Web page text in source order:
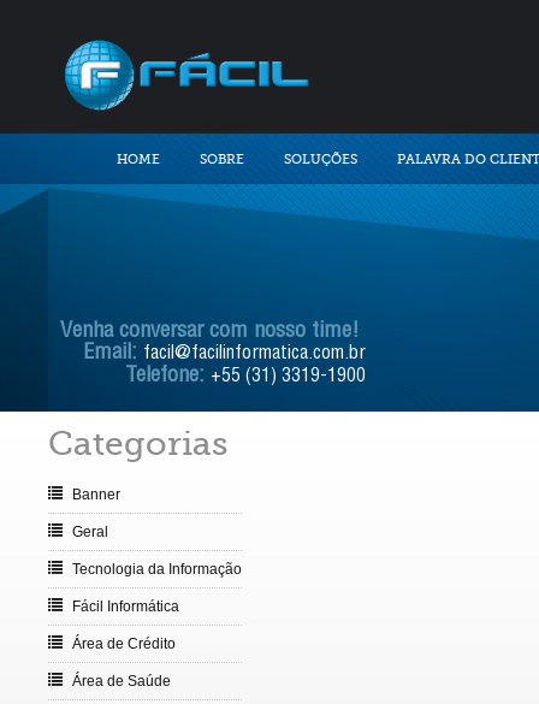
HOME SOBRE SOLUÇÕES PALAVRA DO
Venha conversar com nosso time!
Email: facil@facilinformatica.com.br
Telefone: +55 (31) 3319-1900
Categorias
Banner
Geral
Tecnologia da Informação
Fácil Informática
Área de Crédito
Área de Saúde